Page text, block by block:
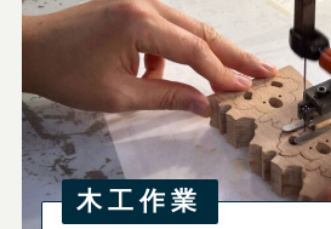
木工作業